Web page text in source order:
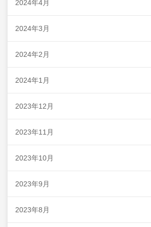
2024年4月
2024年3月
2024年2月
2024年1月
2023年12月
2023年11月
2023年10月
2023年9月
2023年8月